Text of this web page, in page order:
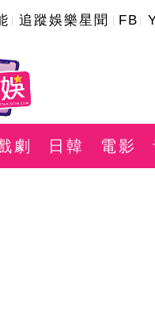
追蹤娛樂星聞 FB
劇 日韓 電影